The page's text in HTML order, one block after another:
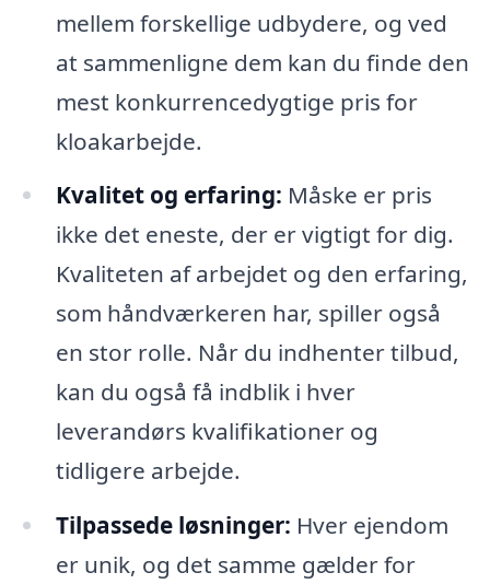
mellem forskellige udbydere, og ved
at sammenligne dem kan du finde den
mest konkurrencedygtige pris for
kloakarbejde.
Kvalitet og erfaring: Måske er pris
ikke det eneste, der er vigtigt for dig.
Kvaliteten af arbejdet og den erfaring,
som håndværkeren har, spiller også
en stor rolle. Når du indhenter tilbud,
kan du også få indblik i hver
leverandørs kvalifikationer og
tidligere arbejde.
Tilpassede løsninger: Hver ejendom
er unik, og det samme gælder for